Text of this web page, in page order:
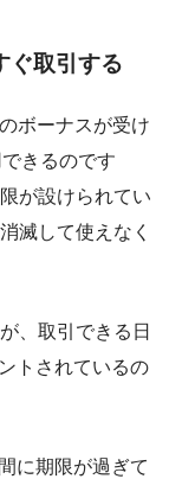
ぐ取引する
ボーナスが受け
きるのです
が設けられてい
滅して使えなく
、取引できる日
トされているの
に期限が過ぎて